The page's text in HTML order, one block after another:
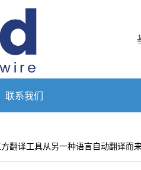
联系我们
翻译工具从另一种语言自动翻译而来